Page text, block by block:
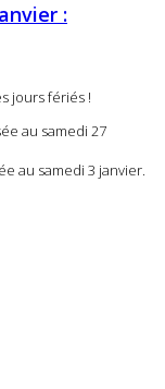
:
jours fériés !
au samedi 27
au samedi 3 janvier.